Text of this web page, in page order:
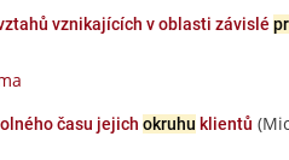
vznikajících v oblasti závislé
času jejich okruhu klientů